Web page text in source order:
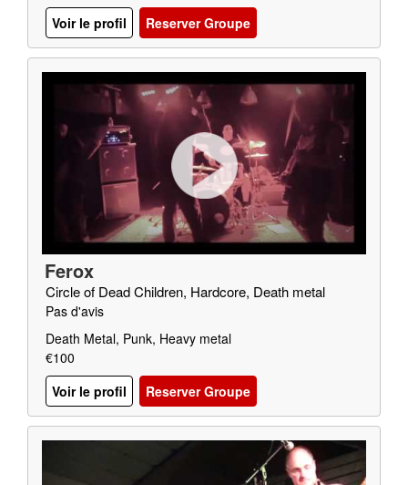
Voir le profil
Reserver Groupe
Ferox
Circle of Dead Children, Hardcore, Death metal
Pas d'avis
Death Metal, Punk, Heavy metal
€100
Voir le profil
Reserver Groupe